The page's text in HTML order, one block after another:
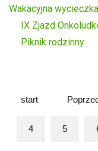
Wakacyjna wycieczka
IX Zjazd
Piknik rodzinny
start
4 5